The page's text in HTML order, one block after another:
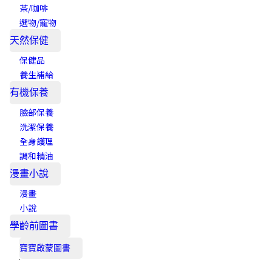
茶/咖啡
選物/寵物
天然保健
保健品
養生補給
有機保養
臉部保養
洗潔保養
全身護理
調和精油
漫畫小說
漫畫
小說
學齡前圖書
寶寶啟蒙圖書